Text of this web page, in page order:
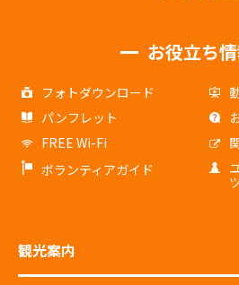
お役立ち
フォトダウンロード
パンフレット
FREE Wi-Fi
ボランティアガイド
観光案内